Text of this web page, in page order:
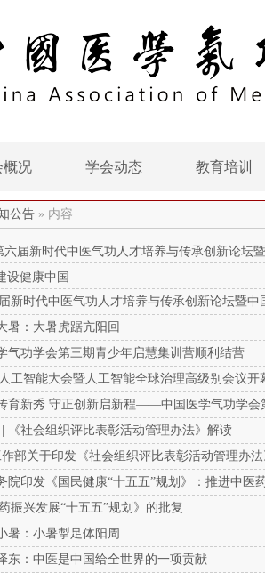
概况 学会动态 教育培训
公告 » 内容
六届新时代中医气功人才培养与传承创新论坛
设健康中国
新时代中医气功人才培养与传承创新论坛暨
暑：大暑虎踞亢阳回
气功学会第三期青少年启慧集训营顺利结营
工智能大会暨人工智能全球治理高级别会议
育新秀 守正创新启新程——中国医学气功学会
《社会组织评比表彰活动管理办法》解读
部关于印发《社会组织评比表彰活动管理办
院印发《国民健康“十五五”规划》：推进中医
振兴发展“十五五”规划》的批复
暑：小暑掣足体阳周
东：中医是中国给全世界的一项贡献